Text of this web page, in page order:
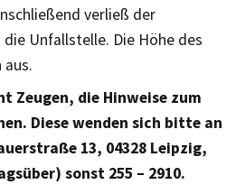
verließ der
Unfallstelle. Die Höhe des
aus.
Zeugen, die Hinweise zum
Diese wenden sich bitte an
13, 04328 Leipzig,
sonst 255 – 2910.